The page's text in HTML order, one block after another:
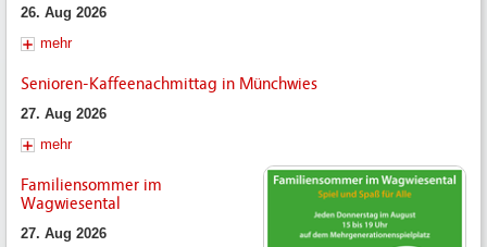
26. Aug 2026
mehr
Senioren-Kaffeenachmittag in Münchwies
27. Aug 2026
mehr
Familiensommer im
Wagwiesental
27. Aug 2026